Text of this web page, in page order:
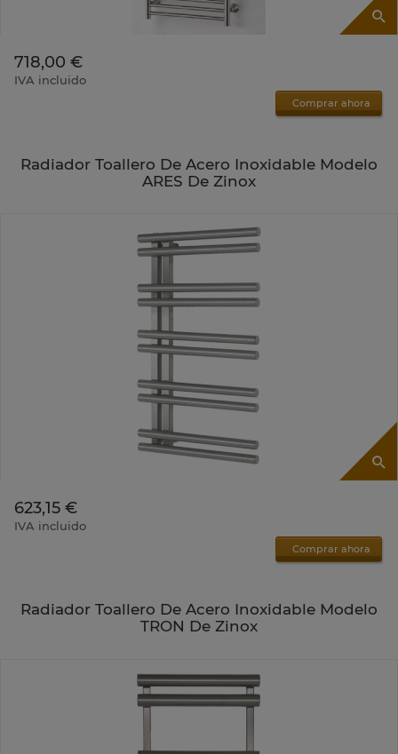
718,00 €
IVA incluido
Comprar ahora
Radiador Toallero De Acero Inoxidable Modelo
ARES De Zinox
623,15 €
IVA incluido
Comprar ahora
Radiador Toallero De Acero Inoxidable Modelo
TRON De Zinox